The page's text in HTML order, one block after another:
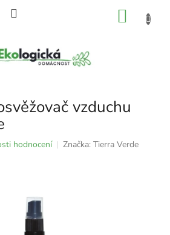
vzduchu
hodnocení Značka: Tierra Verde